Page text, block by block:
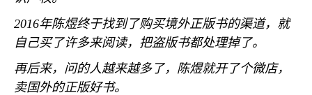
2016年陈煜终于找到了购买境外正版书的渠道，就
自己买了许多来阅读，把盗版书都处理掉了。
再后来，问的人越来越多了，陈煜就开了个微店，
卖国外的正版好书。